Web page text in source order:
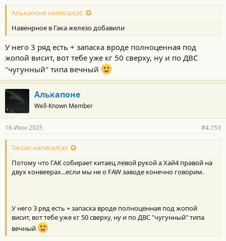
Алькапоне написал(а):
Навенрное в Гака железо добавили
У него 3 ряд есть + запаска вроде полноценная под
жопой висит, вот тебе уже кг 50 сверху, ну и по ДВС
"чугунный" типа вечный
Алькапоне
Well-Known Member
16 Июн 2025 #4.153
Tarzan написал(а):
Потому что ГАК собирает китаец левой рукой а Хай4 правой на
двух конвеерах...если мы не о FAW заводе конечно говорим.
У него 3 ряд есть + запаска вроде полноценная под жопой
висит, вот тебе уже кг 50 сверху, ну и по ДВС "чугунный" типа
вечный